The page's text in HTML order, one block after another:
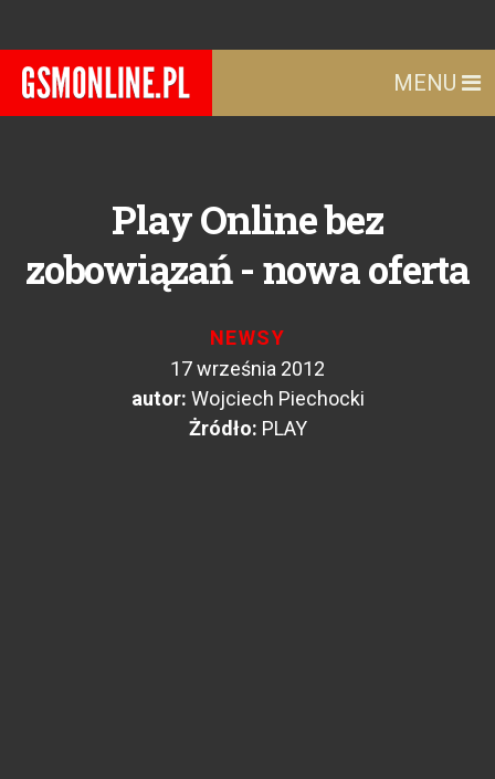
MENU
Play Online bez
zobowiązań - nowa oferta
NEWSY
17 września 2012
autor: Wojciech Piechocki
Żródło: PLAY